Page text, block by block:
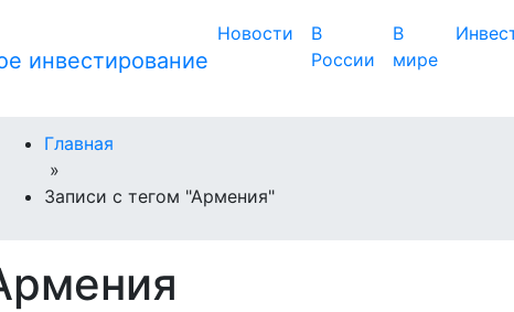
Новости
В
России
В
мире
Главная
»
Записи с тегом "Армения"